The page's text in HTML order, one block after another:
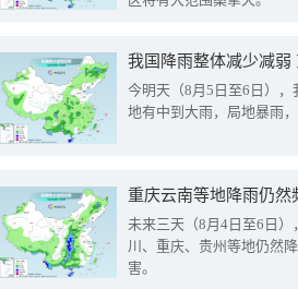
我国降雨整体减少减弱
今明天（8月5日至6日）
地有中到大雨，局地暴雨
重庆云南等地降雨仍然
未来三天（8月4日至6日
川、重庆、贵州等地仍然
害。